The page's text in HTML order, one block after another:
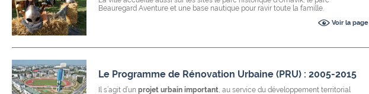
Beauregard Aventure et une base nautique pour ravir toute la famille.
Voir la page
Le Programme de Rénovation Urbaine (PRU) : 2005-2015
Il s’agit d’unprojet urbain important, au service du développement territorial